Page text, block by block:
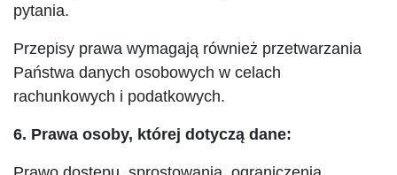
pytania.
Przepisy prawa wymagają również przetwarzania
Państwa danych osobowych w celach
rachunkowych i podatkowych.
6. Prawa osoby, której dotyczą dane: